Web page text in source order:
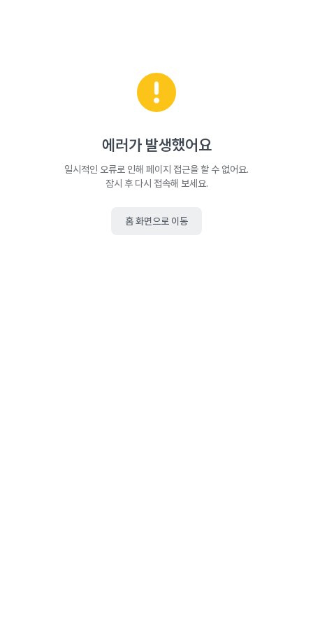
에러가 발생했어요
일시적인 오류로 인해 페이지 접근을 할 수 없어요.
잠시 후 다시 접속해 보세요.
홈 화면으로 이동